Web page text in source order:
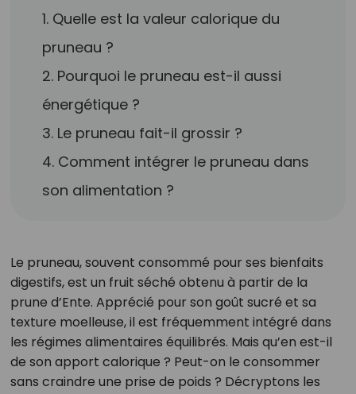
1. Quelle est la valeur calorique du
pruneau ?
2. Pourquoi le pruneau est-il aussi
énergétique ?
3. Le pruneau fait-il grossir ?
4. Comment intégrer le pruneau dans
son alimentation ?
Le pruneau, souvent consommé pour ses bienfaits
digestifs, est un fruit séché obtenu à partir de la
prune d’Ente. Apprécié pour son goût sucré et sa
texture moelleuse, il est fréquemment intégré dans
les régimes alimentaires équilibrés. Mais qu’en est-il
de son apport calorique ? Peut-on le consommer
sans craindre une prise de poids ? Décryptons les